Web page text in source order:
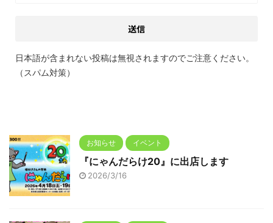
日本語が含まれない投稿は無視されますのでご注意ください。
（スパム対策）
お知らせ イベント
『にゃんだらけ20』に出店します
2026/3/16